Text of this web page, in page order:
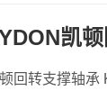
凯
回转支撑轴